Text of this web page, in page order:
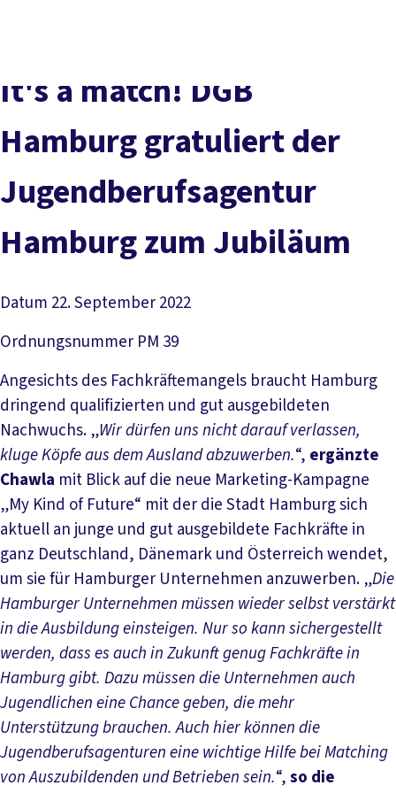
It's a match! DGB
Hamburg gratuliert der
Jugendberufsagentur
Hamburg zum Jubiläum
Datum 22. September 2022
Ordnungsnummer PM 39
Angesichts des Fachkräftemangels braucht Hamburg
dringend qualifizierten und gut ausgebildeten
Nachwuchs. „Wir dürfen uns nicht darauf verlassen,
kluge Köpfe aus dem Ausland abzuwerben.“, ergänzte
Chawla mit Blick auf die neue Marketing-Kampagne
„My Kind of Future“ mit der die Stadt Hamburg sich
aktuell an junge und gut ausgebildete Fachkräfte in
ganz Deutschland, Dänemark und Österreich wendet,
um sie für Hamburger Unternehmen anzuwerben. „Die
Hamburger Unternehmen müssen wieder selbst verstärkt
in die Ausbildung einsteigen. Nur so kann sichergestellt
werden, dass es auch in Zukunft genug Fachkräfte in
Hamburg gibt. Dazu müssen die Unternehmen auch
Jugendlichen eine Chance geben, die mehr
Unterstützung brauchen. Auch hier können die
Jugendberufsagenturen eine wichtige Hilfe bei Matching
von Auszubildenden und Betrieben sein.“,so die